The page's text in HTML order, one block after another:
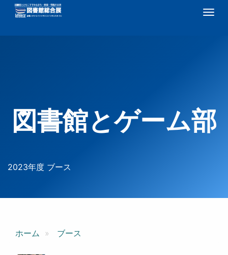
用
メ
図書館とゲーム部
2023年度 ブース
ホーム ブース